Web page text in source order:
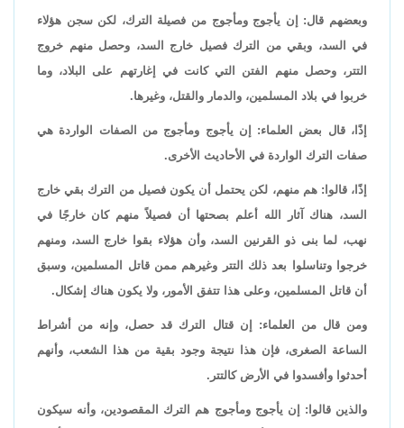
وبعضهم قال: إن يأجوج ومأجوج من فصيلة الترك، لكن سجن هؤلاء
في السد، وبقي من الترك فصيل خارج السد، وحصل منهم خروج
التتر، وحصل منهم الفتن التي كانت في إغارتهم على البلاد، وما
خربوا في بلاد المسلمين، والدمار والقتل، وغيرها.
إذًا، قال بعض العلماء: إن يأجوج ومأجوج من الصفات الواردة هي
صفات الترك الواردة في الأحاديث الأخرى.
إذًا، قالوا: هم منهم، لكن يحتمل أن يكون فصيل من الترك بقي خارج
السد، هناك آثار الله أعلم بصحتها أن فصيلاً منهم كان خارجًا في
نهب، لما بنى ذو القرنين السد، وأن هؤلاء بقوا خارج السد، ومنهم
خرجوا وتناسلوا بعد ذلك التتر وغيرهم ممن قاتل المسلمين، وسبق
أن قاتل المسلمين، وعلى هذا تتفق الأمور، ولا يكون هناك إشكال.
ومن قال من العلماء: إن قتال الترك قد حصل، وإنه من أشراط
الساعة الصغرى، فإن هذا نتيجة وجود بقية من هذا الشعب، وأنهم
أحدثوا وأفسدوا في الأرض كالتتر.
والذين قالوا: إن يأجوج ومأجوج هم الترك المقصودين، وأنه سيكون